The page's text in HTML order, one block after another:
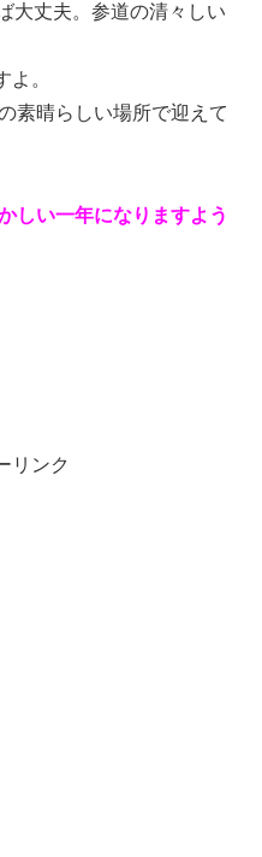
大丈夫。参道の清々しい
。
素晴らしい場所で迎えて
しい一年になりますよう
リンク